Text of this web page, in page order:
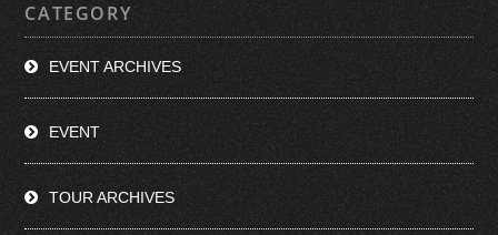
CATEGORY
EVENT ARCHIVES
EVENT
TOUR ARCHIVES